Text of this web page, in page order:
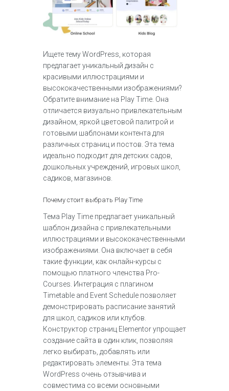
Ищете тему WordPress, которая
предлагает уникальный дизайн с
красивыми иллюстрациями и
высококачественными изображениями?
Обратите внимание на Play Time. Она
отличается визуально привлекательным
дизайном, яркой цветовой палитрой и
готовыми шаблонами контента для
различных страниц и постов. Эта тема
идеально подходит для детских садов,
дошкольных учреждений, игровых школ,
садиков, магазинов.
Почему стоит выбрать Play Time
Тема Play Time предлагает уникальный
шаблон дизайна с привлекательными
иллюстрациями и высококачественными
изображениями. Она включает в себя
такие функции, как онлайн-курсы с
помощью платного членства Pro-
Courses. Интеграция с плагином
Timetable and Event Schedule позволяет
демонстрировать расписание занятий
для школ, садиков или клубов.
Конструктор страниц Elementor упрощает
создание сайта в один клик, позволяя
легко выбирать, добавлять или
редактировать элементы. Эта тема
WordPress очень отзывчива и
совместима со всеми основными